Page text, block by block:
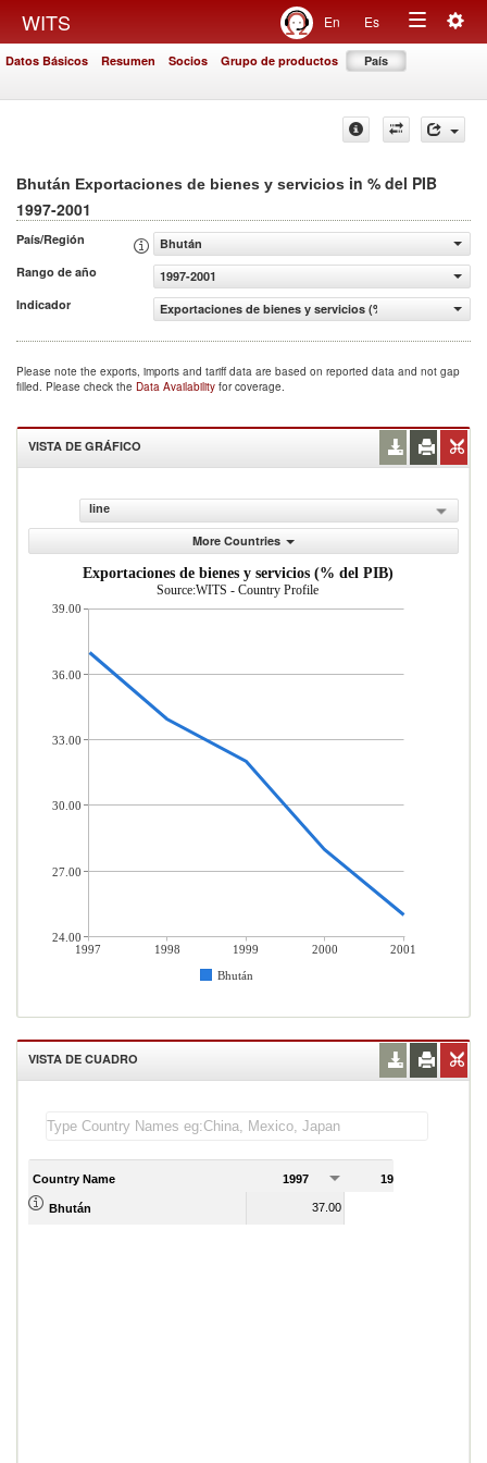
WITS En Es
Toggle
Datos Básicos Resumen Socios Grupo de productos País
Bhután Exportaciones de bienes y servicios in % del PIB
1997-2001
País/Región
Bhután
Rango de año
1997-2001
Indicador
Exportaciones de bienes y servicios (% del PIB)
Please note the exports, imports and tariff data are based on reported data and not gap
filled. Please check the Data Availability for coverage.
VISTA DE GRÁFICO
line
More Countries
Exportaciones de bienes y servicios (% del PIB)
Source:WITS - Country Profile
1997 1998 1999 2000
2001
Bhután
39.00
36.00
33.00
30.00
27.00
24.00
VISTA DE CUADRO
Country Name 1997 1998
Bhután 37.00